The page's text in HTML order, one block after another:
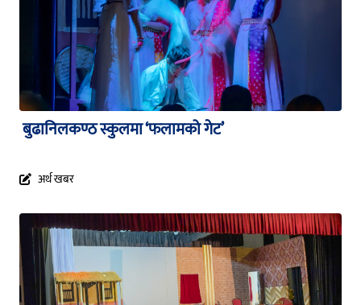
बुढानिलकण्ठ स्कुलमा ‘फलामको गेट’
अर्थ खबर